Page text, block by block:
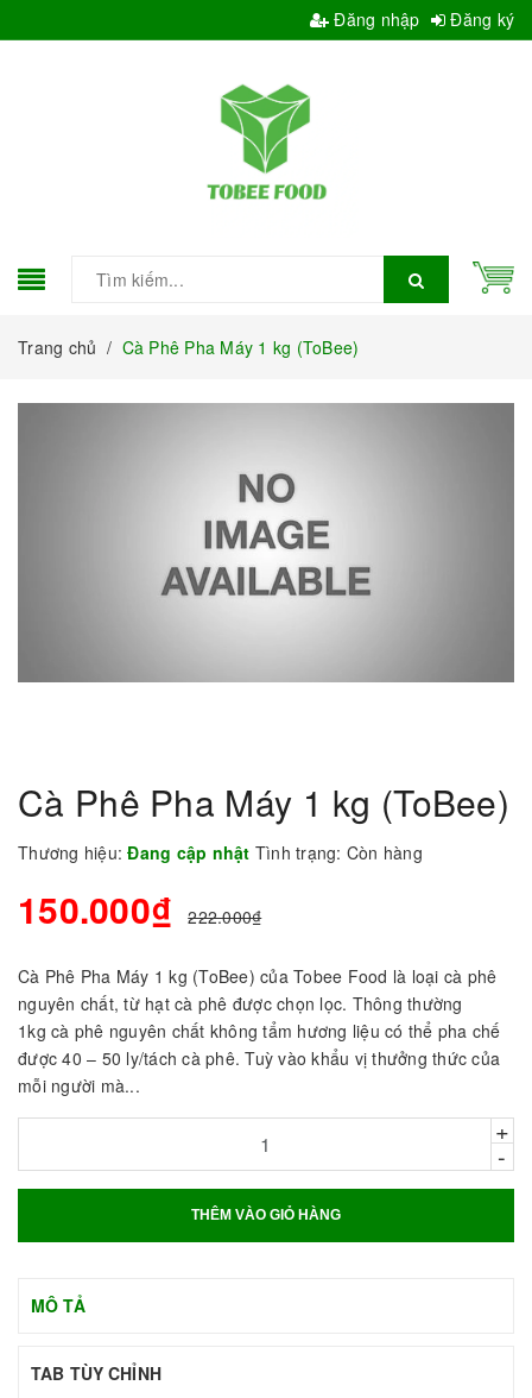
Đăng nhập Đăng ký
Trang chủ / Cà Phê Pha Máy 1 kg (ToBee)
Cà Phê Pha Máy 1 kg (ToBee)
Thương hiệu: Đang cập nhật Tình trạng: Còn hàng
150.000₫ 222.000₫
Cà Phê Pha Máy 1 kg (ToBee) của Tobee Food là loại cà phê
nguyên chất, từ hạt cà phê được chọn lọc. Thông thường
1kg cà phê nguyên chất không tẩm hương liệu có thể pha chế
được 40 – 50 ly/tách cà phê. Tuỳ vào khẩu vị thưởng thức của
mỗi người mà...
+
-
THÊM VÀO GIỎ HÀNG
MÔ TẢ
TAB TÙY CHỈNH